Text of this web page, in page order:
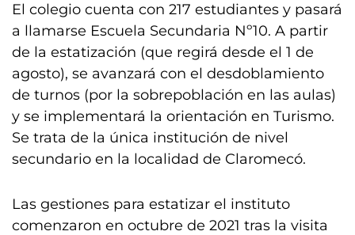
El colegio cuenta con 217 estudiantes y pasará
a llamarse Escuela Secundaria Nº10. A partir
de la estatización (que regirá desde el 1 de
agosto), se avanzará con el desdoblamiento
de turnos (por la sobrepoblación en las aulas)
y se implementará la orientación en Turismo.
Se trata de la única institución de nivel
secundario en la localidad de Claromecó.
Las gestiones para estatizar el instituto
comenzaron en octubre de 2021 tras la visita